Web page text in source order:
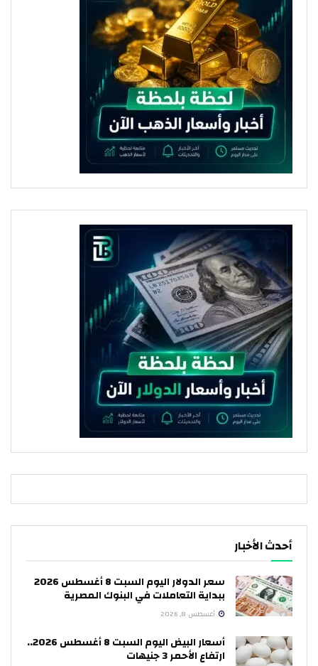
أحدث الأخبار
سعر الدولار اليوم السبت 8 أغسطس 2026
ببداية التعاملات في البنوك المصرية
أغسطس 8, 2026
أسعار البيض اليوم السبت 8 أغسطس 2026..
ارتفاع الأحمر 3 جنيهات